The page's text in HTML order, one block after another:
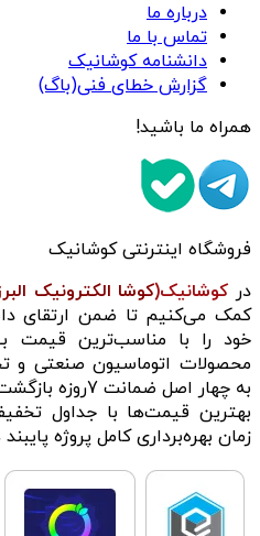
درباره ما
تماس با ما
دانشنامه کوشانیک
گزارش خطای فنی(باگ)
همراه ما باشید!
فروشگاه اینترنتی کوشانیک
در کوشانیک(کوشا الکترونیک
کمک می‌کنیم تا ضمن ارتقای
خود را با مناسب‌ترین قیمت
محصولات اتوماسیون صنعتی و
به چهار اصل
بهترین قیمت‌ها با جداول
زمان بهره‌برداری کامل پروژه